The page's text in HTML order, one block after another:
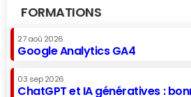
FORMATIONS
27 aoû 2026
Google Analytics GA4
03 sep 2026
ChatGPT et IA génératives :